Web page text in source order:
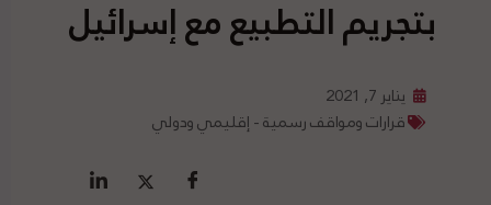
بتجريم التطبيع مع إسرائيل
يناير 7, 2021
قرارات ومواقف رسمية - إقليمي ودولي